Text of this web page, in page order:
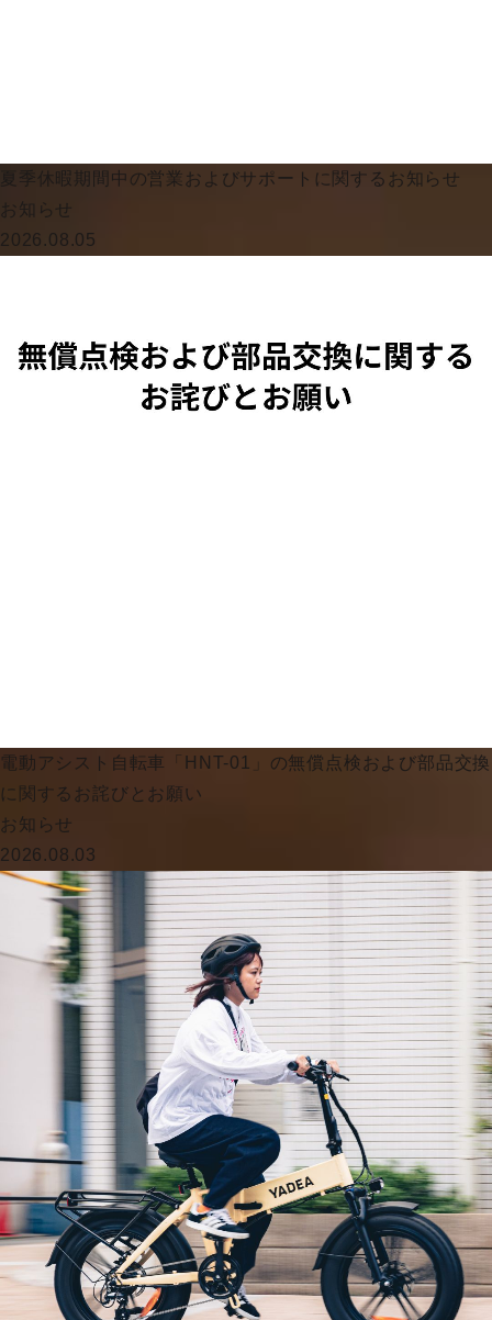
夏季休暇期間中の営業およびサポートに関するお知らせ
お知らせ
2026.08.05
電動アシスト自転車「HNT-01」の無償点検および部品交換
に関するお詫びとお願い
お知らせ
2026.08.03